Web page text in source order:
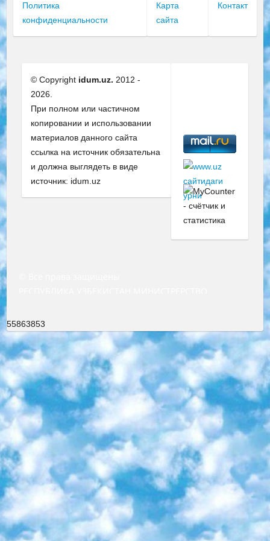
Политика
конфиденциальности
Карта
сайта
Контакт
© Copyright idum.uz. 2012 -
2026.
При полном или частичном
копировании и использовании
материалов данного сайта
ссылка на источник обязательна
и должна выглядеть в виде
источник: idum.uz
55863853